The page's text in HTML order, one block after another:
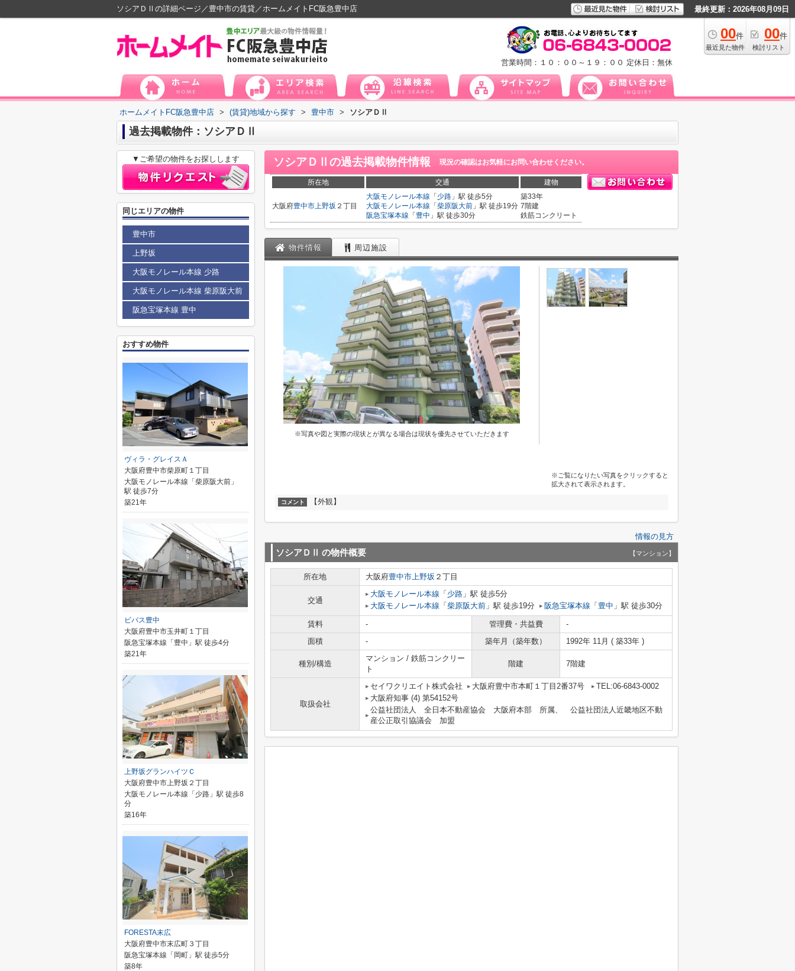
ソシアＤⅡの詳細ページ／豊中市の賃貸／ホームメイトFC阪急豊中店 最終更新：2026年08月09日
00件
最近見た物件
00件
検討リスト
営業時間：１０：００～１９：００ 定休日：無休
ホームメイトFC阪急豊中店 > (賃貸)地域から探す > 豊中市 > ソシアＤⅡ
過去掲載物件：ソシアＤⅡ
ソシアＤⅡ の過去掲載物件情報 現況の確認はお気軽にお問い合わせください。
所在地 交通 建物
大阪府豊中市上野坂 ２丁目
大阪モノレール本線 「 少路 」駅 徒歩5分
大阪モノレール本線 「 柴原阪大前 」駅 徒歩19分
阪急宝塚本線 「 豊中 」駅 徒歩30分
築33年
7階建
鉄筋コンクリート
物件情報 周辺施設
※写真や図と実際の現状とが異なる場合は現状を優先させていただきます
※ご覧になりたい写真をクリックすると
拡大されて表示されます。
コメント 【外観】
情報の見方
ソシアＤⅡ の物件概要 【マンション】
所在地 大阪府豊中市上野坂 ２丁目
交通
大阪モノレール本線 「 少路 」駅 徒歩5分
大阪モノレール本線 「 柴原阪大前 」駅 徒歩19分 阪急宝塚本線 「 豊中 」駅 徒歩30分
賃料 - 管理費・共益費
-
面積
- 築年月（築年数） 1992年 11月 ( 築33年 )
種別/構造
マンション / 鉄筋コンクリー
ト
階建 7階建
取扱会社
セイワクリエイト株式会社 大阪府豊中市本町１丁目2番37号
TEL:06-6843-0002
大阪府知事 (4) 第54152号
公益社団法人 全日本不動産協会 大阪府本部 所属、 公益社団法人近畿地区不動
産公正取引協議会 加盟
▼ご希望の物件をお探しします
同じエリアの物件
豊中市
上野坂
大阪モノレール本線 少路
大阪モノレール本線 柴原阪大前
阪急宝塚本線 豊中
おすすめ物件
ヴィラ・グレイスＡ
大阪府豊中市柴原町１丁目
大阪モノレール本線「柴原阪大前」
駅 徒歩7分
築21年
ビバス豊中
大阪府豊中市玉井町１丁目
阪急宝塚本線「豊中」駅 徒歩4分
築21年
上野坂グランハイツＣ
大阪府豊中市上野坂２丁目
大阪モノレール本線「少路」駅 徒歩8
分
築16年
FORESTA末広
大阪府豊中市末広町３丁目
阪急宝塚本線「岡町」駅 徒歩5分
築8年